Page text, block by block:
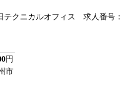
テクニカルオフィス 求人番号：
円
市